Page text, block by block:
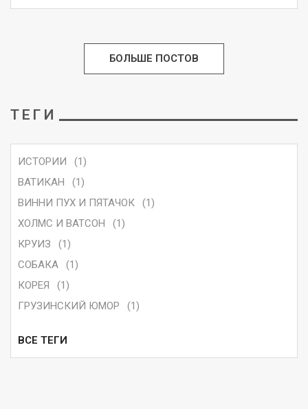
БОЛЬШЕ ПОСТОВ
ТЕГИ
ИСТОРИИ
(1)
ВАТИКАН
(1)
ВИННИ ПУХ И ПЯТАЧОК
(1)
ХОЛМС И ВАТСОН
(1)
КРУИЗ
(1)
СОБАКА
(1)
КОРЕЯ
(1)
ГРУЗИНСКИЙ ЮМОР
(1)
ВСЕ ТЕГИ